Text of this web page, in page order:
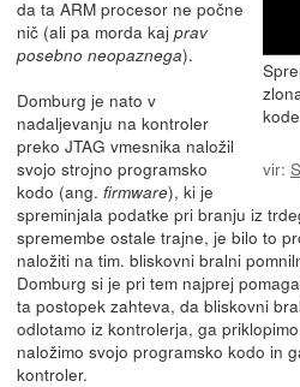
kode
vir:
da ta ARM procesor ne počne
nič (ali pa morda kaj prav
posebno neopaznega).
Domburg je nato v
nadaljevanju na kontroler
preko JTAG vmesnika naložil
svojo strojno programsko
kodo (ang. firmware), ki je
spreminjala podatke pri branju iz
spremembe ostale trajne, je bilo to
naložiti na tim. bliskovni bralni
Domburg si je pri tem najprej
ta postopek zahteva, da bliskovni
odlotamo iz kontrolerja, ga
naložimo svojo programsko kodo in
kontroler.